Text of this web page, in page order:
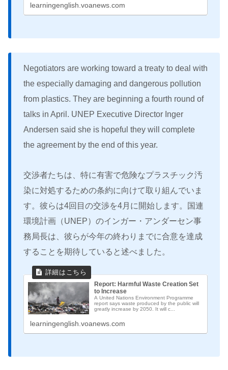
learningenglish.voanews.com
Negotiators are working toward a treaty to deal with
the especially damaging and dangerous pollution
from plastics. They are beginning a fourth round of
talks in April. UNEP Executive Director Inger
Andersen said she is hopeful they will complete
the agreement by the end of this year.
交渉者たちは、特に有害で危険なプラスチック汚
染に対処するための条約に向けて取り組んでいま
す。彼らは4回目の交渉を4月に開始します。国連
環境計画（UNEP）のインガー・アンダーセン事
務局長は、彼らが今年の終わりまでに合意を達成
することを期待していると述べました。
Report: Harmful Waste Creation Set
to Increase
A United Nations Environment Programme
report says waste produced by the public will
greatly increase by 2050. It will c...
learningenglish.voanews.com